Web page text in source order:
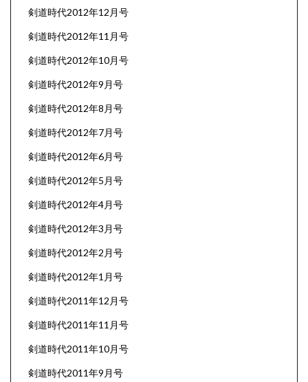
剣道時代2012年12月号
剣道時代2012年11月号
剣道時代2012年10月号
剣道時代2012年9月号
剣道時代2012年8月号
剣道時代2012年7月号
剣道時代2012年6月号
剣道時代2012年5月号
剣道時代2012年4月号
剣道時代2012年3月号
剣道時代2012年2月号
剣道時代2012年1月号
剣道時代2011年12月号
剣道時代2011年11月号
剣道時代2011年10月号
剣道時代2011年9月号